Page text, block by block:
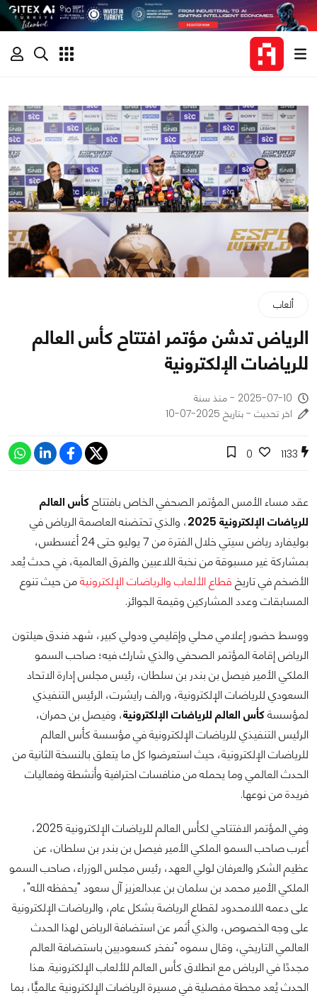
ألعاب
الرياض تدشن مؤتمر افتتاح كأس العالم
للرياضات الإلكترونية
2025-07-10 - منذ سنة
اخر تحديث - بتاريخ 2025-07-10
1133
0
عقد مساء الأمس المؤتمر الصحفي الخاص بافتتاحكأس العالم
للرياضات الإلكترونية 2025
، والذي تحتضنه العاصمة الرياض في
بوليفارد رياض سيتي خلال الفترة من 7 يوليو حتى 24 أغسطس،
بمشاركة غير مسبوقة من نخبة اللاعبين والفرق العالمية، في حدث يُعد
الأضخم في تاريخ قطاع الألعاب والرياضات الإلكترونيةمن حيث تنوع
المسابقات وعدد المشاركين وقيمة الجوائز.
ووسط حضور إعلامي محلي وإقليمي ودولي كبير، شهد فندق هيلتون
الرياض إقامة المؤتمر الصحفي والذي شارك فيه؛ صاحب السمو
الملكي الأمير فيصل بن بندر بن سلطان، رئيس مجلس إدارة الاتحاد
السعودي للرياضات الإلكترونية، ورالف رايشرت، الرئيس التنفيذي
لمؤسسةكأس العالم للرياضات الإلكترونية، وفيصل بن حمران،
الرئيس التنفيذي للرياضات الإلكترونية في مؤسسة كأس العالم
للرياضات الإلكترونية، حيث استعرضوا كل ما يتعلق بالنسخة الثانية من
الحدث العالمي وما يحمله من منافسات احترافية وأنشطة وفعاليات
فريدة من نوعها.
وفي المؤتمر الافتتاحي لكأس العالم للرياضات الإلكترونية 2025،
أعرب صاحب السمو الملكي الأمير فيصل بن بندر بن سلطان، عن
عظيم الشكر والعرفان لولي العهد، رئيس مجلس الوزراء، صاحب السمو
الملكي الأمير محمد بن سلمان بن عبدالعزيز آل سعود "يحفظه الله"،
على دعمه اللامحدود لقطاع الرياضة بشكل عام، والرياضات الإلكترونية
على وجه الخصوص، والذي أثمر عن استضافة الرياض لهذا الحدث
العالمي التاريخي، وقال سموه "نفخر كسعوديين باستضافة العالم
مجددًا في الرياض مع انطلاق كأس العالم للألعاب الإلكترونية. هذا
الحدث يُعد محطة مفصلية في مسيرة الرياضات الإلكترونية عالميًّا، بما